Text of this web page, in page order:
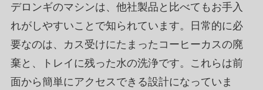
デロンギのマシンは、他社製品と比べてもお手入
れがしやすいことで知られています。日常的に必
要なのは、カス受けにたまったコーヒーカスの廃
棄と、トレイに残った水の洗浄です。これらは前
面から簡単にアクセスできる設計になっていま